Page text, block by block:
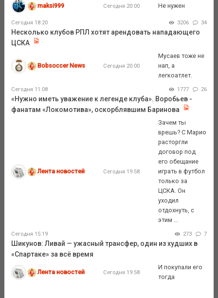
maksi999 Сегодня 20:00 Не нужен
Сегодня 18:20 3206 34
Несколько клубов РПЛ хотят арендовать нападающего
ЦСКА
Bobsoccer News Сегодня 20:00
Мусаев тоже не
нап, а
легкоатлет.
Сегодня 11:08 1777 26
«Нужно иметь уважение к легенде клуба». Воробьев -
фанатам «Локомотива», оскорблявшим Баринова
Лента новостей Сегодня 19:58
Зачем ты
врешь? С Марио
расторгли
договор под
его обещание
играть в футбол
только за
ЦСКА. Он
уходил
отдохнуть, с
этим ...
Сегодня 15:19 273 7
Шикунов: Ливай — ужасный трансфер, один из худших в
«Спартаке» за всё время
Лента новостей Сегодня 19:58
И покупали его
тогда